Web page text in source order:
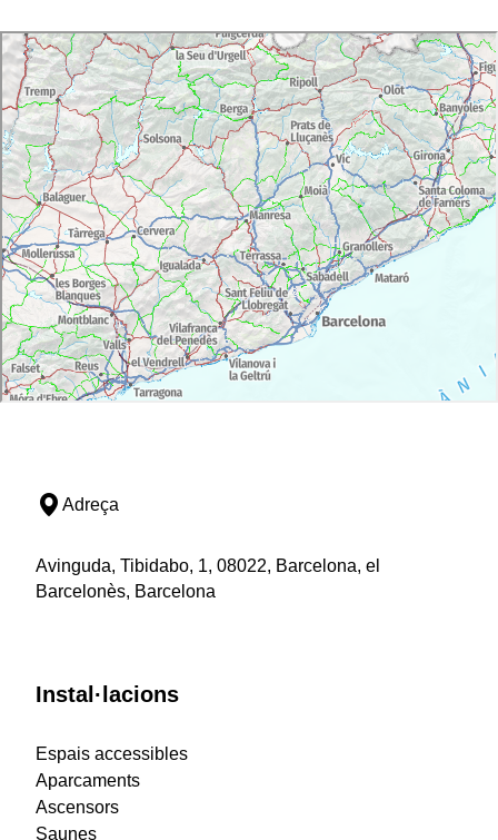
Adreça
Avinguda, Tibidabo, 1, 08022, Barcelona, el
Barcelonès, Barcelona
Instal·lacions
Espais accessibles
Aparcaments
Ascensors
Saunes